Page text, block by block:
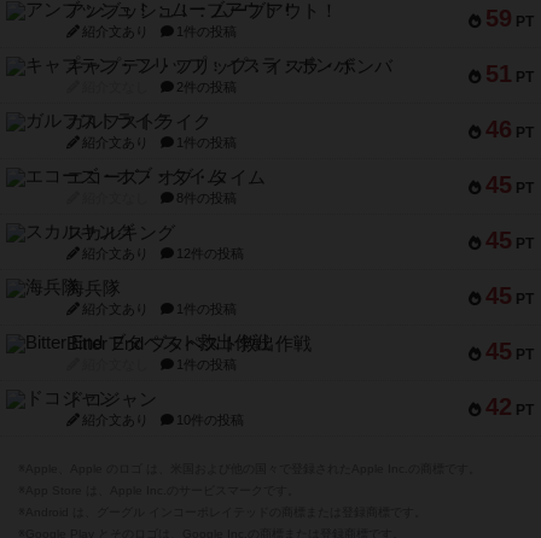
59 PT
アンブッシュ！：ムーブアウト！
紹介文あり 1件の投稿
51 PT
キャプテン・フリップ：イスラ・ボンバ
2件の投稿
46 PT
ガルフストライク
紹介文あり 1件の投稿
45 PT
エコーズ・オブ・タイム
8件の投稿
45 PT
スカルキング
紹介文あり 12件の投稿
45 PT
海兵隊
紹介文あり 1件の投稿
45 PT
Bitter End ブタペスト救出作戦
1件の投稿
42 PT
ドコジャン
紹介文あり 10件の投稿